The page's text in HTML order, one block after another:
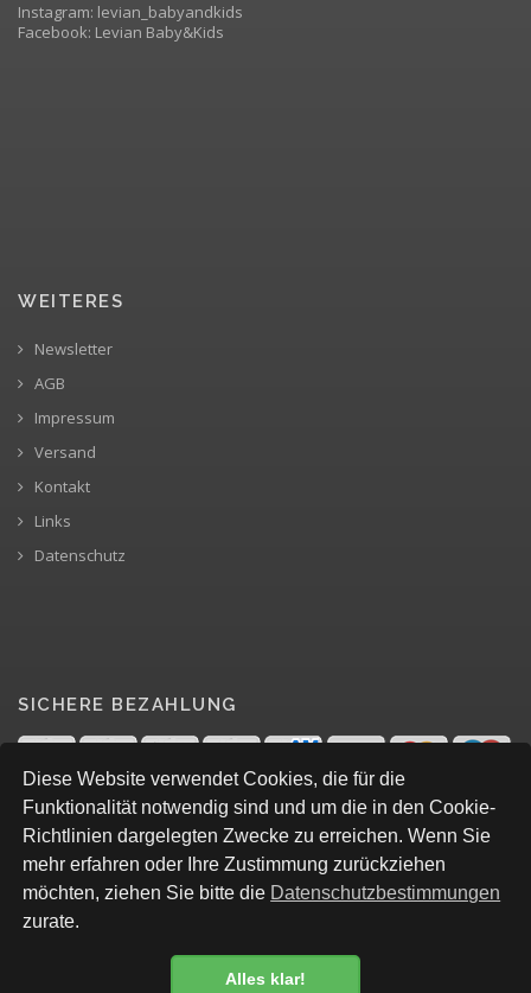
Diese Website verwendet Cookies, die für die
Funktionalität notwendig sind und um die in den Cookie-
Richtlinien dargelegten Zwecke zu erreichen. Wenn Sie
mehr erfahren oder Ihre Zustimmung zurückziehen
möchten, ziehen Sie bitte die Datenschutzbestimmungen
zurate.
Alles klar!
Instagram: levian_babyandkids
Facebook: Levian Baby&Kids
WEITERES
Newsletter
AGB
Impressum
Versand
Kontakt
Links
Datenschutz
SICHERE BEZAHLUNG
© All Rights Reserved, Levian Baby&Kids